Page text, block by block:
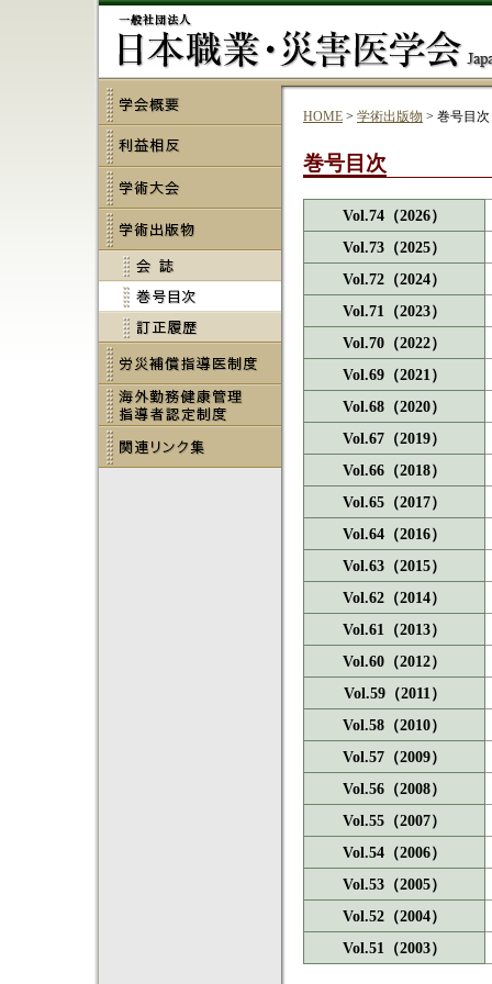
HOME > 学術出版物 > 巻号目次
巻号目次
Vol.74（2026）
Vol.73（2025）
Vol.72（2024）
Vol.71（2023）
Vol.70（2022）
Vol.69（2021）
Vol.68（2020）
Vol.67（2019）
Vol.66（2018）
Vol.65（2017）
Vol.64（2016）
Vol.63（2015）
Vol.62（2014）
Vol.61（2013）
Vol.60（2012）
Vol.59（2011）
Vol.58（2010）
Vol.57（2009）
Vol.56（2008）
Vol.55（2007）
Vol.54（2006）
Vol.53（2005）
Vol.52（2004）
Vol.51（2003）